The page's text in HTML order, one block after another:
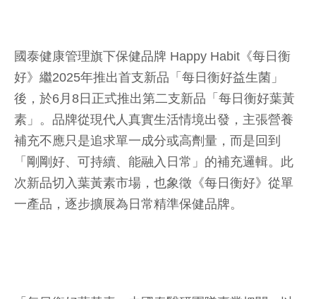
國泰健康管理旗下保健品牌 Happy Habit《每日衡
好》繼2025年推出首支新品「每日衡好益生菌」
後，於6月8日正式推出第二支新品「每日衡好葉黃
素」。品牌從現代人真實生活情境出發，主張營養
補充不應只是追求單一成分或高劑量，而是回到
「剛剛好、可持續、能融入日常」的補充邏輯。此
次新品切入葉黃素市場，也象徵《每日衡好》從單
一產品，逐步擴展為日常精準保健品牌。